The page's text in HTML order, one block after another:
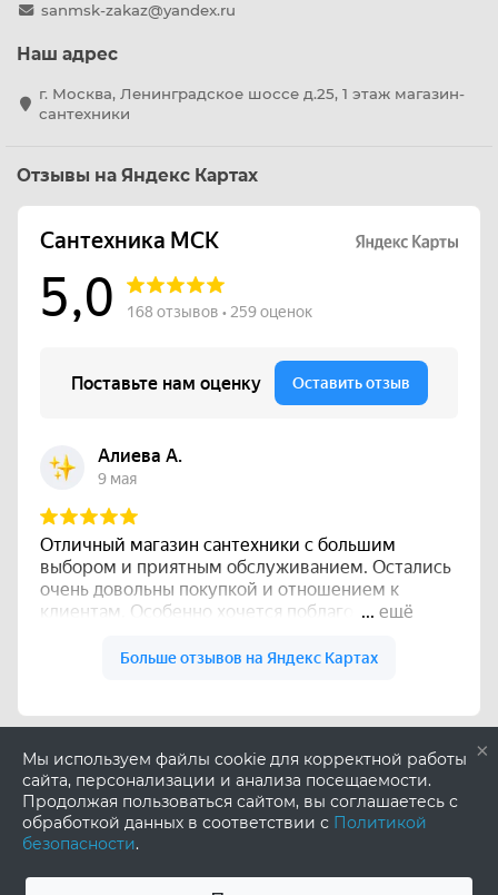
×
Мы используем файлы cookie для корректной работы
сайта, персонализации и анализа посещаемости.
Продолжая пользоваться сайтом, вы соглашаетесь с
обработкой данных в соответствии с Политикой
безопасности.
sanmsk-zakaz@yandex.ru
Наш адрес
г. Москва, Ленинградское шоссе д.25, 1 этаж магазин-
сантехники
Отзывы на Яндекс Картах